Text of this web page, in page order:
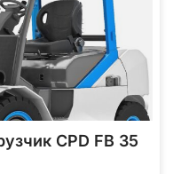
CPD FB 35